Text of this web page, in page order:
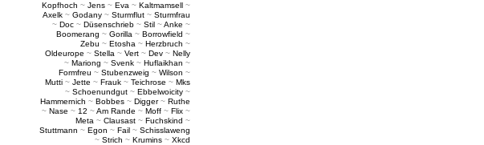
Kopfhoch ~ Jens ~ Eva ~ Kaltmamsell ~
Axelk ~ Godany ~ Sturmflut ~ Sturmfrau
~ Doc ~ Düsenschrieb ~ Stil ~Anke ~
Boomerang ~ Gorilla ~ Borrowfield ~
Zebu ~ Etosha ~ Herzbruch ~
Oldeurope ~ Stella ~ Vert ~ Dev ~ Nelly
~ Mariong ~ Svenk ~ Huflaikhan ~
Formfreu ~ Stubenzweig ~ Wilson ~
Mutti ~ Jette ~ Frauk ~ Teichrose ~ Mks
~ Schoenundgut ~ Ebbelwoicity ~
Hammernich ~ Bobbes ~ Digger~ Ruthe
~ Nase ~ 12 ~Am Rande ~ Moff ~ Flix ~
Meta ~ Clausast ~ Fuchskind ~
Stuttmann ~ Egon ~ Fail ~ Schisslaweng
~ Strich ~ Krumins ~ Xkcd